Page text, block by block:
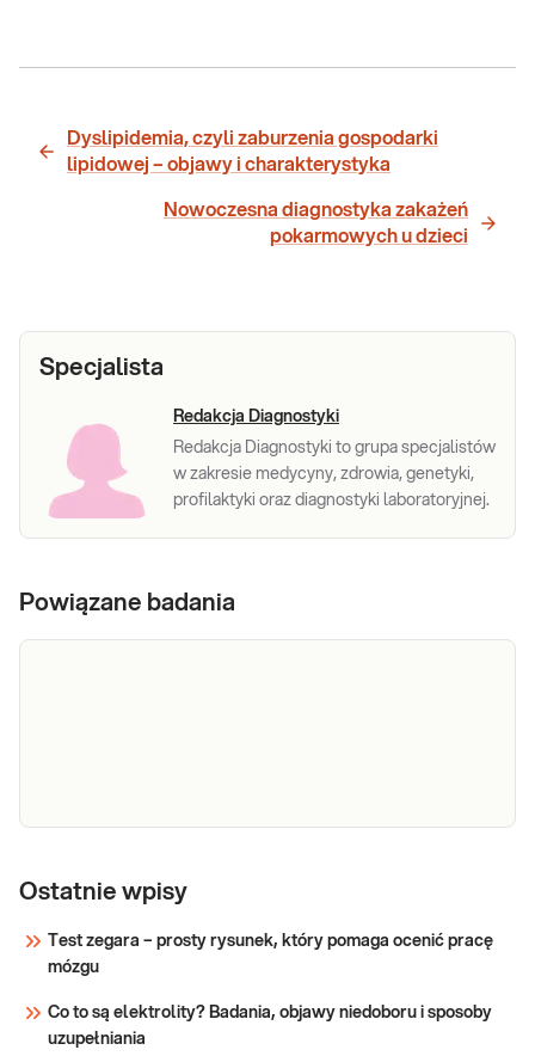
Dyslipidemia, czyli zaburzenia gospodarki
lipidowej – objawy i charakterystyka
Nowoczesna diagnostyka zakażeń
pokarmowych u dzieci
Specjalista
Redakcja Diagnostyki
Redakcja Diagnostyki to grupa specjalistów
w zakresie medycyny, zdrowia, genetyki,
profilaktyki oraz diagnostyki laboratoryjnej.
Powiązane badania
stosowane głównie do monitorowania
preparatów z fluorem w profilaktyce chorób
Ostatnie wpisy
Test zegara – prosty rysunek, który pomaga ocenić pracę
mózgu
Co to są elektrolity? Badania, objawy niedoboru i sposoby
uzupełniania